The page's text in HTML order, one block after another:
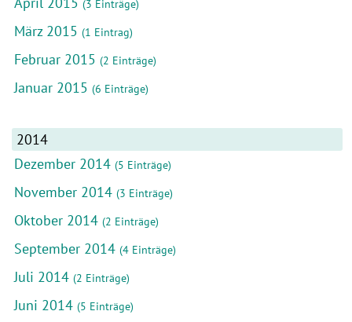
(3 Einträge)
März 2015 (1 Eintrag)
Februar 2015 (2 Einträge)
Januar 2015 (6 Einträge)
2014
Dezember 2014 (5 Einträge)
November 2014 (3 Einträge)
Oktober 2014 (2 Einträge)
September 2014 (4 Einträge)
Juli 2014 (2 Einträge)
Juni 2014 (5 Einträge)